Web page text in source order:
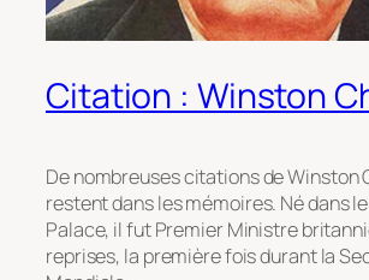
Citation : Winston
De nombreuses citations de Winston
restent dans les mémoires. Né dans
Palace, il fut Premier Ministre
reprises, la première fois durant la